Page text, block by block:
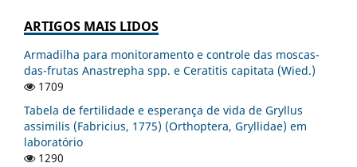
ARTIGOS MAIS LIDOS
Armadilha para monitoramento e controle das moscas-
das-frutas Anastrepha spp. e Ceratitis capitata (Wied.)
1709
Tabela de fertilidade e esperança de vida de Gryllus
assimilis (Fabricius, 1775) (Orthoptera, Gryllidae) em
laboratório
1290